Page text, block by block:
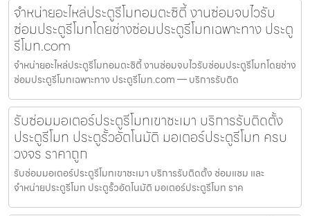
จำหน่ายอะไหล่ประตูรีโมทอมตะซิตี้ งานซ่อมจบไวรับ
ซ่อมประตูรีโมทโดยช่างซ่อมประตูรีโมทเฉพาะทาง ประตู
รีโมท.com
จำหน่ายอะไหล่ประตูรีโมทอมตะซิตี้ งานซ่อมจบไวรับซ่อมประตูรีโมทโดยช่าง
ซ่อมประตูรีโมทเฉพาะทาง ประตูรีโมท.com — บริการรับติด
รับซ่อมมอเตอร์ประตูรีโมทเขาชะเมา บริการรับติดตั้ง
ประตูรีโมท ประตูรั้วอัตโนมัติ มอเตอร์ประตูรีโมท ครบ
วงจร ราคาถูก
รับซ่อมมอเตอร์ประตูรีโมทเขาชะเมา บริการรับติดตั้ง ซ่อมแซม และ
จำหน่ายประตูรีโมท ประตูรั้วอัตโนมัติ มอเตอร์ประตูรีโมท ราค